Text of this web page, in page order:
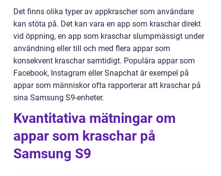
Det finns olika typer av appkrascher som användare
kan stöta på. Det kan vara en app som kraschar direkt
vid öppning, en app som kraschar slumpmässigt under
användning eller till och med flera appar som
konsekvent kraschar samtidigt. Populära appar som
Facebook, Instagram eller Snapchat är exempel på
appar som människor ofta rapporterar att kraschar på
sina Samsung S9-enheter.
Kvantitativa mätningar om
appar som kraschar på
Samsung S9